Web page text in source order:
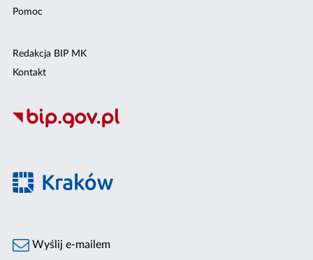
Pomoc
Redakcja BIP MK
Kontakt
Wyślij e-mailem